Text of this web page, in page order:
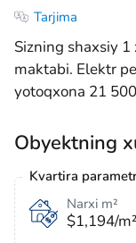
Tarjima
Sizning shaxsiy
maktabi. Elektr
yotoqxona 21
Obyektning
Kvartira
Narxi m²
$1,194/m²